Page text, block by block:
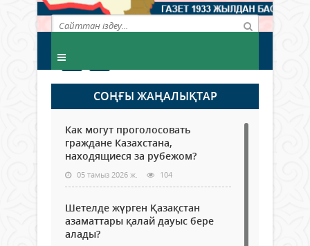
СОҢҒЫ ЖАҢАЛЫҚТАР
Как могут проголосовать
граждане Казахстана,
находящиеся за рубежом?
05 тамыз 2026 ж. 104
Шетелде жүрген Қазақстан
азаматтары қалай дауыс бере
алады?